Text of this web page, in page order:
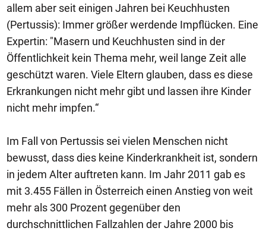
allem aber seit einigen Jahren bei Keuchhusten
(Pertussis): Immer größer werdende Impflücken. Eine
Expertin: "Masern und Keuchhusten sind in der
Öffentlichkeit kein Thema mehr, weil lange Zeit alle
geschützt waren. Viele Eltern glauben, dass es diese
Erkrankungen nicht mehr gibt und lassen ihre Kinder
nicht mehr impfen.“
Im Fall von Pertussis sei vielen Menschen nicht
bewusst, dass dies keine Kinderkrankheit ist, sondern
in jedem Alter auftreten kann. Im Jahr 2011 gab es
mit 3.455 Fällen in Österreich einen Anstieg von weit
mehr als 300 Prozent gegenüber den
durchschnittlichen Fallzahlen der Jahre 2000 bis